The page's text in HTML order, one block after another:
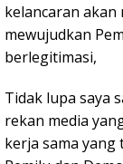
kelancaran
mewujudkan
berlegitimasi,
Tidak lupa saya
rekan media
kerja sama